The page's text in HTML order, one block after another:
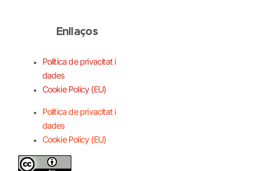
Enllaços
Política de privacitat i
dades
Cookie Policy (EU)
Política de privacitat i
dades
Cookie Policy (EU)